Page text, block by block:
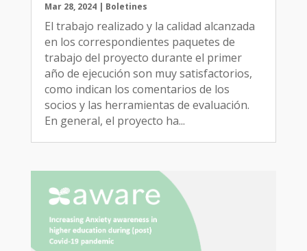
Mar 28, 2024| Boletines
El trabajo realizado y la calidad alcanzada
en los correspondientes paquetes de
trabajo del proyecto durante el primer
año de ejecución son muy satisfactorios,
como indican los comentarios de los
socios y las herramientas de evaluación.
En general, el proyecto ha...